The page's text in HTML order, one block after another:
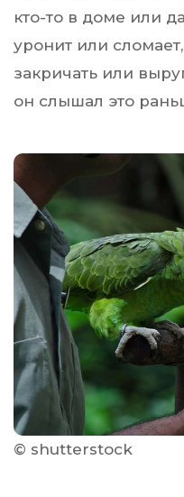
кто-то в доме или
уронит или
закричать или
он слышал это
© shutterstock